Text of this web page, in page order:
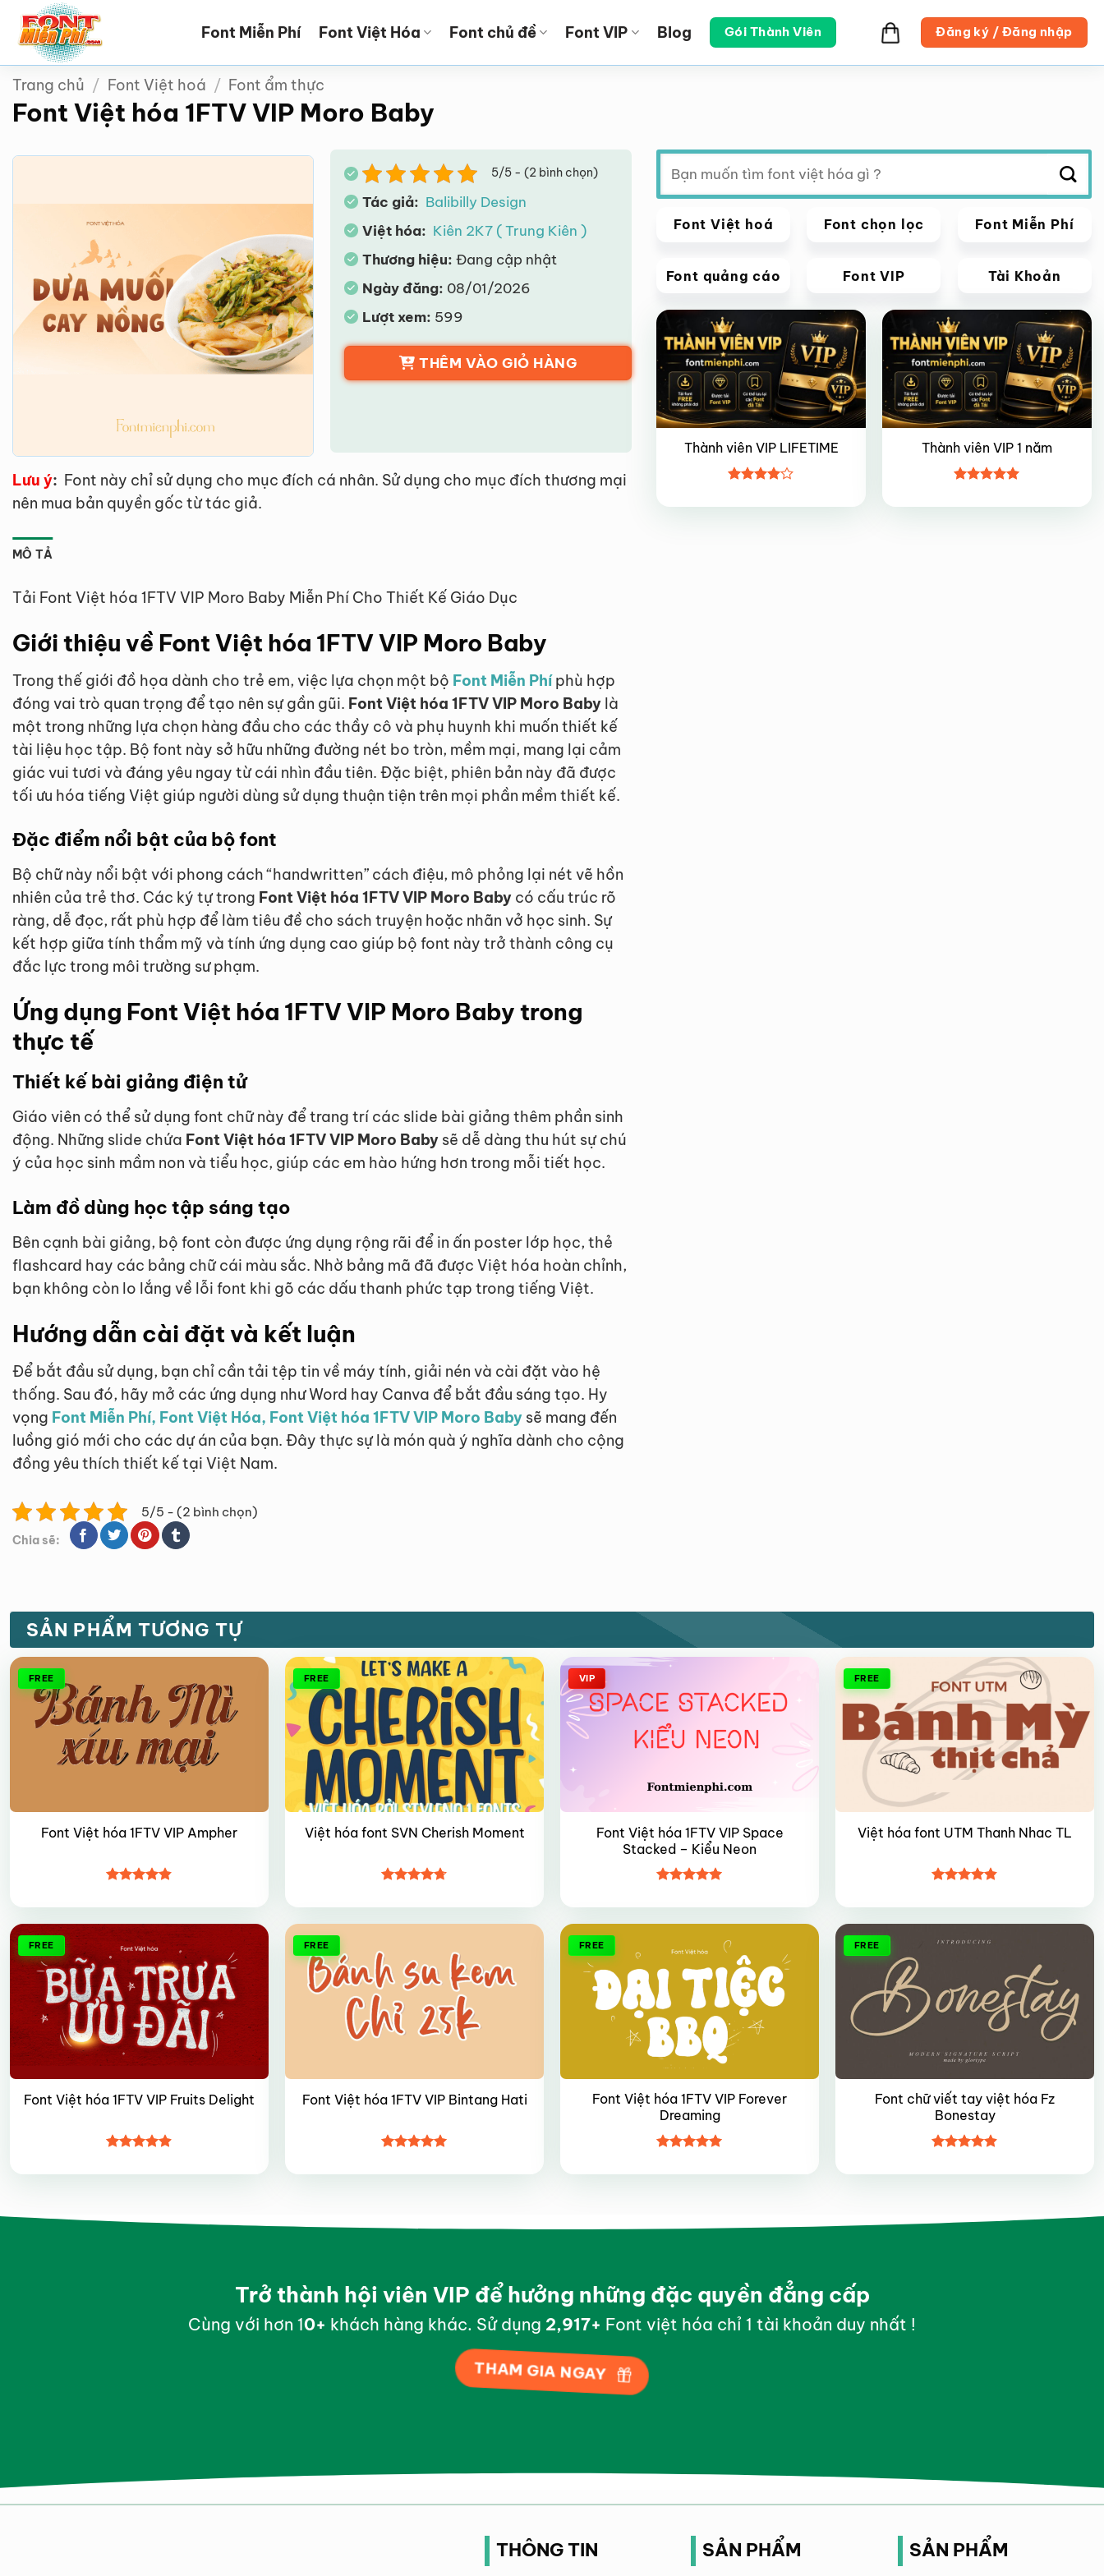
qua
dung
Font Miễn Phí Font Việt Hóa Font chủ đề Font VIP Blog Gói Thành Viên Đăng ký / Đăng nhập
Trang chủ / Font Việt hoá / Font ẩm thực
Font Việt hóa 1FTV VIP Moro Baby
5/5 - (2 bình chọn)
Tác giả: Balibilly Design
Việt hóa: Kiên 2K7 ( Trung Kiên )
Thương hiệu: Đang cập nhật
Ngày đăng: 08/01/2026
Lượt xem: 599
THÊM VÀO GIỎ HÀNG
Lưu ý: Font này chỉ sử dụng cho mục đích cá nhân. Sử dụng cho mục đích thương mại
nên mua bản quyền gốc từ tác giả.
MÔ TẢ
Tải Font Việt hóa 1FTV VIP Moro Baby Miễn Phí Cho Thiết Kế Giáo Dục
Giới thiệu về Font Việt hóa 1FTV VIP Moro Baby
Trong thế giới đồ họa dành cho trẻ em, việc lựa chọn một bộ Font Miễn Phíphù hợp
đóng vai trò quan trọng để tạo nên sự gần gũi. Font Việt hóa 1FTV VIP Moro Baby là
một trong những lựa chọn hàng đầu cho các thầy cô và phụ huynh khi muốn thiết kế
tài liệu học tập. Bộ font này sở hữu những đường nét bo tròn, mềm mại, mang lại cảm
giác vui tươi và đáng yêu ngay từ cái nhìn đầu tiên. Đặc biệt, phiên bản này đã được
tối ưu hóa tiếng Việt giúp người dùng sử dụng thuận tiện trên mọi phần mềm thiết kế.
Đặc điểm nổi bật của bộ font
Bộ chữ này nổi bật với phong cách “handwritten” cách điệu, mô phỏng lại nét vẽ hồn
nhiên của trẻ thơ. Các ký tự trong Font Việt hóa 1FTV VIP Moro Baby có cấu trúc rõ
ràng, dễ đọc, rất phù hợp để làm tiêu đề cho sách truyện hoặc nhãn vở học sinh. Sự
kết hợp giữa tính thẩm mỹ và tính ứng dụng cao giúp bộ font này trở thành công cụ
đắc lực trong môi trường sư phạm.
Ứng dụng Font Việt hóa 1FTV VIP Moro Baby trong
thực tế
Thiết kế bài giảng điện tử
Giáo viên có thể sử dụng font chữ này để trang trí các slide bài giảng thêm phần sinh
động. Những slide chứa Font Việt hóa 1FTV VIP Moro Baby sẽ dễ dàng thu hút sự chú
ý của học sinh mầm non và tiểu học, giúp các em hào hứng hơn trong mỗi tiết học.
Làm đồ dùng học tập sáng tạo
Bên cạnh bài giảng, bộ font còn được ứng dụng rộng rãi để in ấn poster lớp học, thẻ
flashcard hay các bảng chữ cái màu sắc. Nhờ bảng mã đã được Việt hóa hoàn chỉnh,
bạn không còn lo lắng về lỗi font khi gõ các dấu thanh phức tạp trong tiếng Việt.
Hướng dẫn cài đặt và kết luận
Để bắt đầu sử dụng, bạn chỉ cần tải tệp tin về máy tính, giải nén và cài đặt vào hệ
thống. Sau đó, hãy mở các ứng dụng như Word hay Canva để bắt đầu sáng tạo. Hy
vọng Font Miễn Phí, Font Việt Hóa, Font Việt hóa 1FTV VIP Moro Baby sẽ mang đến
luồng gió mới cho các dự án của bạn. Đây thực sự là món quà ý nghĩa dành cho cộng
đồng yêu thích thiết kế tại Việt Nam.
5/5 - (2 bình chọn)
Chia sẽ:
Tìm
kiếm:
Font Việt hoá Font chọn lọc Font Miễn Phí
Font quảng cáo Font VIP Tài Khoản
Giảm giá!
Thành viên VIP LIFETIME
xếp hạng
Giảm giá!
Thành viên VIP 1 năm
hạng55
SẢN PHẨM TƯƠNG TỰ
FREE
Font Việt hóa 1FTV VIP Ampher
hạng4.85
FREE
Việt hóa font SVN Cherish Moment
hạng4.75
VIP
Font Việt hóa 1FTV VIP Space
Stacked – Kiểu Neon
hạng55
FREE
Việt hóa font UTM Thanh Nhac TL
hạng4.85
FREE
Font Việt hóa 1FTV VIP Fruits Delight
hạng4.95
FREE
Font Việt hóa 1FTV VIP Bintang Hati
hạng4.95
FREE
Font Việt hóa 1FTV VIP Forever
Dreaming
hạng55
FREE
Font chữ viết tay việt hóa Fz
Bonestay
hạng4.95
Trở thành hội viên VIP để hưởng những đặc quyền đẳng cấp
Cùng với hơn 10+khách hàng khác. Sử dụng 2,999+ Font việt hóa chỉ 1 tài khoản duy nhất !
THAM GIA NGAY
THÔNG TIN SẢN PHẨM SẢN PHẨM